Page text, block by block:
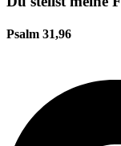
Psalm 31,96